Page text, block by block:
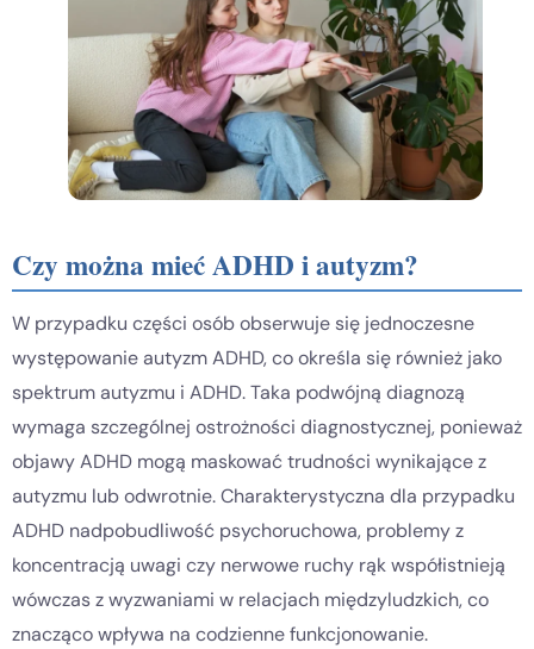
Czy można mieć ADHD i autyzm?
W przypadku części osób obserwuje się jednoczesne
występowanie autyzm ADHD, co określa się również jako
spektrum autyzmu i ADHD. Taka podwójną diagnozą
wymaga szczególnej ostrożności diagnostycznej, ponieważ
objawy ADHD mogą maskować trudności wynikające z
autyzmu lub odwrotnie. Charakterystyczna dla przypadku
ADHD nadpobudliwość psychoruchowa, problemy z
koncentracją uwagi czy nerwowe ruchy rąk współistnieją
wówczas z wyzwaniami w relacjach międzyludzkich, co
znacząco wpływa na codzienne funkcjonowanie.